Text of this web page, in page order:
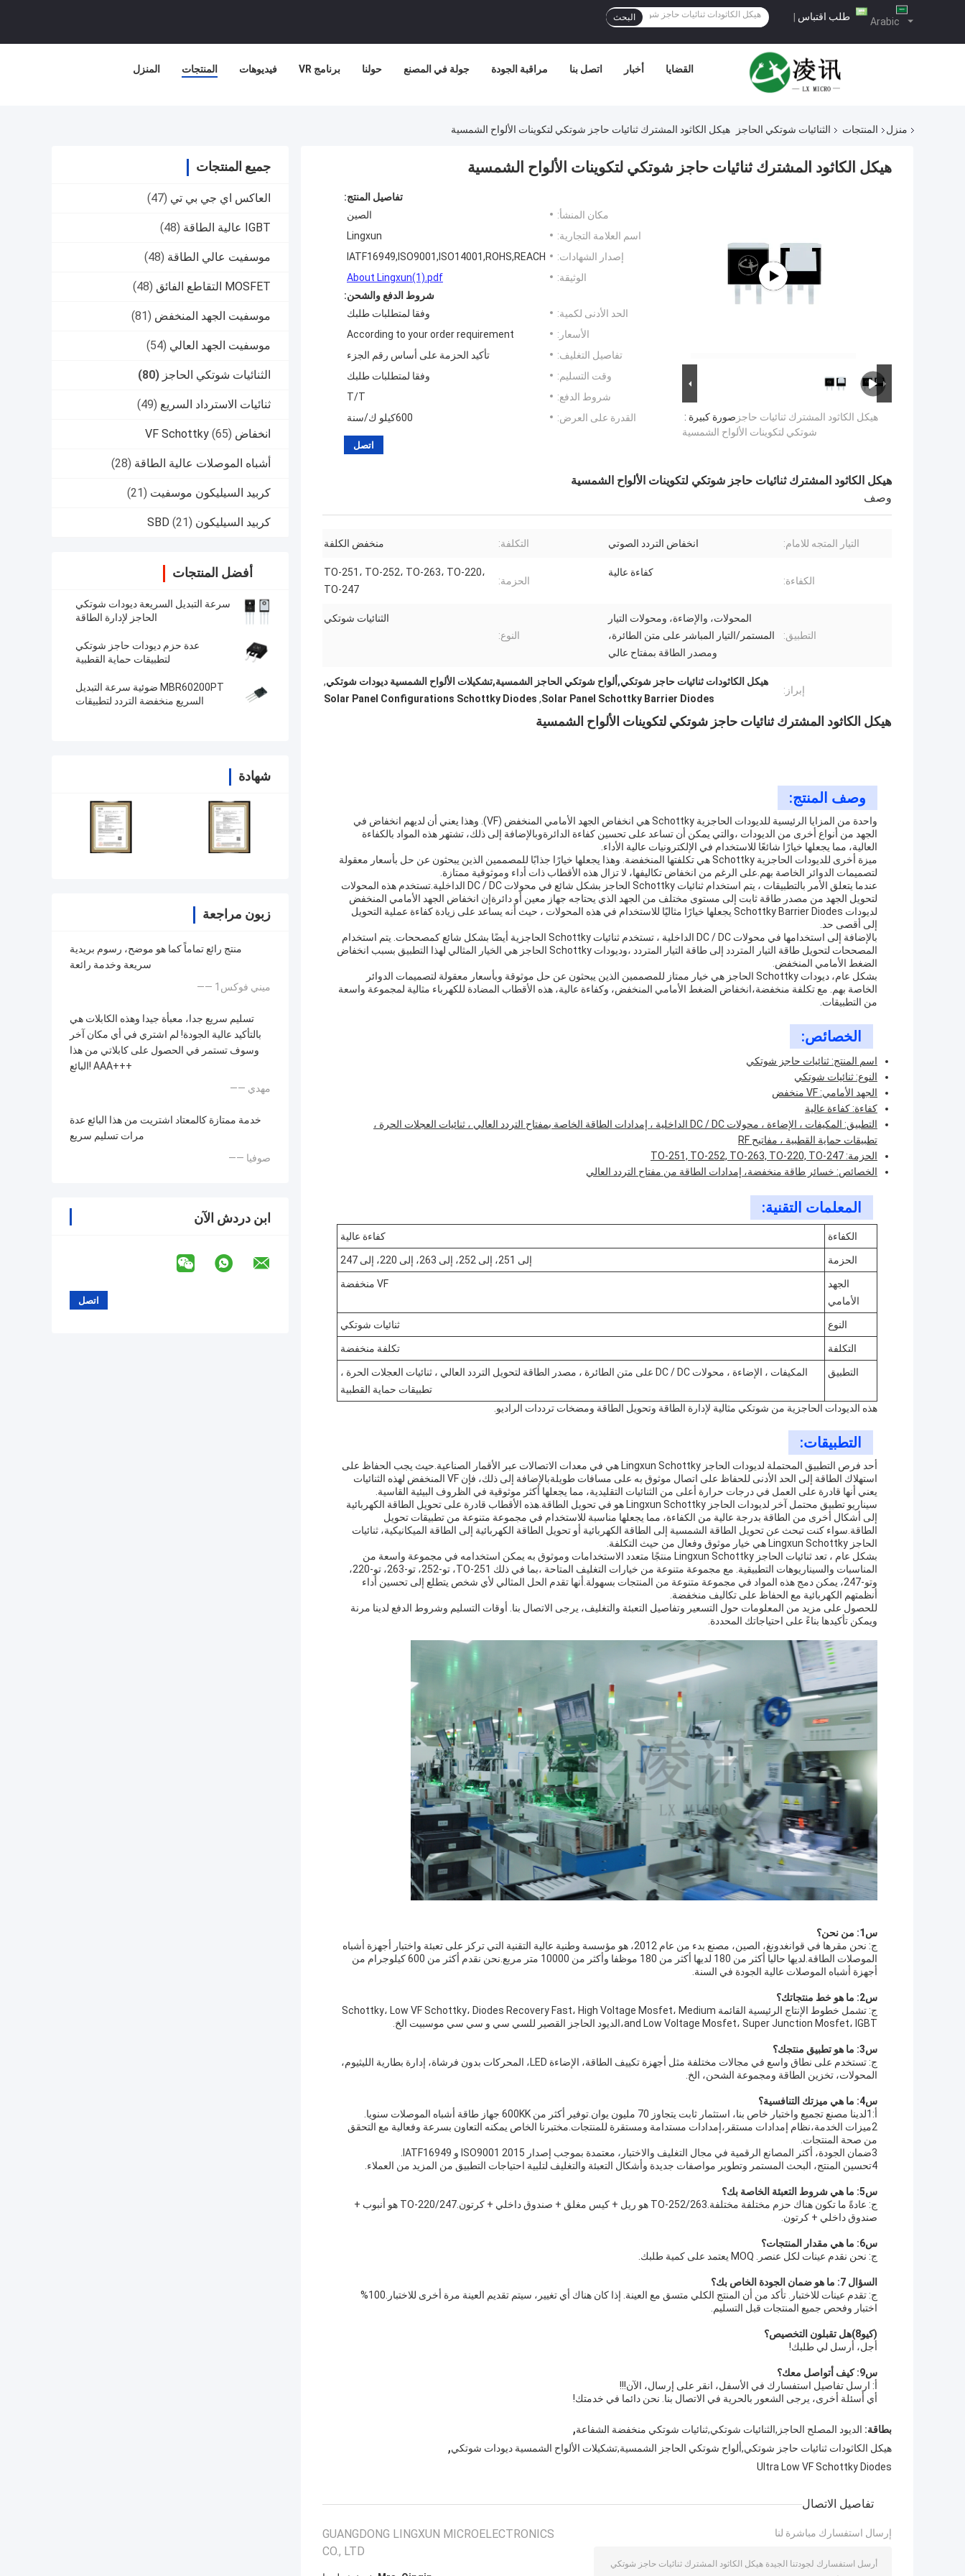
Arabic طلب اقتباس | البحث
المنزل المنتجات فيديوهات برنامج VR حولنا جولة في المصنع مراقبة الجودة اتصل بنا أخبار القضايا
منزل المنتجات الثنائيات شوتكي الحاجز هيكل الكاثود المشترك ثنائيات حاجز شوتكي لتكوينات الألواح الشمسية
جميع المنتجات
العاكس اي جي بي تي (47)
IGBT عالية الطاقة (48)
موسفيت عالي الطاقة (48)
MOSFET التقاطع الفائق (48)
موسفيت الجهد المنخفض (81)
موسفيت الجهد العالي (54)
الثنائيات شوتكي الحاجز (80)
ثنائيات الاسترداد السريع (49)
انخفاض VF Schottky (65)
أشباه الموصلات عالية الطاقة (28)
كربيد السيليكون موسفيت (21)
كربيد السيليكون SBD (21)
أفضل المنتجات
سرعة التبديل السريعة ديودات شوتكي
الحاجز لإدارة الطاقة
عدة حزم ديودات حاجز شوتكي
لتطبيقات حماية القطبية
MBR60200PT ضوئية سرعة التبديل
السريع منخفضة التردد لتطبيقات
شهادة
زبون مراجعة
منتج رائع تماماً كما هو موضح، رسوم بريدية
سريعة وخدمة رائعة
—— ميني فوكس1
تسليم سريع جدا، معبأة جيدا وهذه الكابلات هي
بالتأكيد عالية الجودة! لم اشتري في أي مكان آخر
وسوف تستمر في الحصول على كابلاتي من هذا
البائع! AAA+++
—— مهدي
خدمة ممتازة كالمعتاد اشتريت من هذا البائع عدة
مرات تسليم سريع
—— صوفيا
ابن دردش الآن
هيكل الكاثود المشترك ثنائيات حاجز شوتكي لتكوينات الألواح الشمسية
صورة كبيرة : هيكل الكاثود المشترك ثنائيات حاجز
شوتكي لتكوينات الألواح الشمسية
تفاصيل المنتج:
مكان المنشأ:
الصين
اسم العلامة التجارية:
Lingxun
إصدار الشهادات:
IATF16949,ISO9001,ISO14001,ROHS,REACH
الوثيقة:
About Lingxun(1).pdf
شروط الدفع والشحن:
الحد الأدنى لكمية:
وفقا لمتطلبات طلبك
الأسعار:
According to your order requirement
تفاصيل التغليف:
تأكيد الحزمة على أساس رقم الجزء
وقت التسليم:
وفقا لمتطلبات طلبك
شروط الدفع:
T/T
القدرة على العرض:
600كيلو ك/سنة
اتصل
هيكل الكاثود المشترك ثنائيات حاجز شوتكي لتكوينات الألواح الشمسية
وصف
التيار المتجه للامام: انخفاض التردد الصوتي التكلفة: منخفض الكلفة
الكفاءة:
كفاءة عالية
الحزمة:
TO-251، TO-252، TO-263، TO-220،
TO-247
التطبيق:
المحولات، والإضاءة، ومحولات التيار
المستمر/التيار المباشر على متن الطائرة،
ومصدر الطاقة بمفتاح عالي
النوع:
الثنائيات شوتكي
إبراز:
هيكل الكاثودات ثنائيات حاجز شوتكي,ألواح شوتكي الحاجز الشمسية,تشكيلات الألواح الشمسية ديودات شوتكي,
Solar Panel Schottky Barrier Diodes
,
Solar Panel Configurations Schottky Diodes
هيكل الكاثود المشترك ثنائيات حاجز شوتكي لتكوينات الألواح الشمسية
وصف المنتج:
واحدة من المزايا الرئيسية للديودات الحاجزية Schottky هي انخفاض الجهد الأمامي المنخفض (VF). وهذا يعني أن لديهم انخفاض في
الجهد من أنواع أخرى من الديودات ،والتي يمكن أن تساعد على تحسين كفاءة الدائرةوبالإضافة إلى ذلك، تشتهر هذه المواد بالكفاءة
العالية، مما يجعلها خيارًا شائعًا للاستخدام في الإلكترونيات عالية الأداء.
ميزة أخرى للديودات الحاجزية Schottky هي تكلفتها المنخفضة. وهذا يجعلها خيارًا جذابًا للمصممين الذين يبحثون عن حل بأسعار معقولة
لتصميمات الدوائر الخاصة بهم.على الرغم من انخفاض تكاليفها، لا تزال هذه الأقطاب ذات أداء وموثوقية ممتازة.
عندما يتعلق الأمر بالتطبيقات ، يتم استخدام ثنائيات Schottky الحاجز بشكل شائع في محولات DC / DC الداخلية.تستخدم هذه المحولات
لتحويل الجهد من مصدر طاقة ثابت إلى مستوى مختلف من الجهد الذي يحتاجه جهاز معين أو دائرةإن انخفاض الجهد الأمامي المنخفض
لديودات Schottky Barrier Diodes يجعلها خيارًا مثاليًا للاستخدام في هذه المحولات ، حيث أنه يساعد على زيادة كفاءة عملية التحويل
إلى أقصى حد.
بالإضافة إلى استخدامها في محولات DC / DC الداخلية ، تستخدم ثنائيات Schottky الحاجزية أيضًا بشكل شائع كمصححات. يتم استخدام
المصححات لتحويل طاقة التيار المتردد إلى طاقة التيار المتردد ،وديودات Schottky الحاجز هي الخيار المثالي لهذا التطبيق بسبب انخفاض
الضغط الأمامي المنخفض.
بشكل عام، ديودات Schottky الحاجز هي خيار ممتاز للمصممين الذين يبحثون عن حل موثوقة وبأسعار معقولة لتصميمات الدوائر
الخاصة بهم. مع تكلفة منخفضة،انخفاض الضغط الأمامي المنخفض، وكفاءة عالية، هذه الأقطاب المضادة للكهرباء مثالية لمجموعة واسعة
من التطبيقات.
الخصائص:
اسم المنتج: ثنائيات حاجز شوتكي
النوع: ثنائيات شوتكي
الجهد الأمامي: VF منخفض
كفاءة: كفاءة عالية
التطبيق: المكيفات ، الإضاءة ، محولات DC / DC الداخلية ، إمدادات الطاقة الخاصة بمفتاح التردد العالي ، ثنائيات العجلات الحرة ،
تطبيقات حماية القطبية ، مفاتيح RF
الحزمة: TO-251, TO-252, TO-263, TO-220, TO-247
الخصائص: خسائر طاقة منخفضة، إمدادات الطاقة من مفتاح التردد العالي
المعلمات التقنية:
الكفاءة كفاءة عالية
الحزمة إلى 251، إلى 252، إلى 263، إلى 220، إلى 247
الجهد
الأمامي
VF منخفضة
النوع ثنائيات شوتكي
التكلفة تكلفة منخفضة
التطبيق
المكيفات ، الإضاءة ، محولات DC / DC على متن الطائرة ، مصدر الطاقة لتحويل التردد العالي ، ثنائيات العجلات الحرة ،
تطبيقات حماية القطبية
هذه الديودات الحاجزية من شوتكي مثالية لإدارة الطاقة وتحويل الطاقة ومضخات ترددات الراديو.
التطبيقات:
أحد فرص التطبيق المحتملة لديودات الحاجز Lingxun Schottky هي في معدات الاتصالات عبر الأقمار الصناعية.حيث يجب الحفاظ على
استهلاك الطاقة إلى الحد الأدنى للحفاظ على اتصال موثوق به على مسافات طويلةبالإضافة إلى ذلك، فإن VF المنخفض لهذه الثنائيات
يعني أنها قادرة على العمل في درجات حرارة أعلى من الثنائيات التقليدية، مما يجعلها أكثر موثوقية في الظروف البيئية القاسية.
سيناريو تطبيق محتمل آخر لديودات الحاجز Lingxun Schottky هو في تحويل الطاقة.هذه الأقطاب قادرة على تحويل الطاقة الكهربائية
إلى أشكال أخرى من الطاقة بدرجة عالية من الكفاءة، مما يجعلها مناسبة للاستخدام في مجموعة متنوعة من تطبيقات تحويل
الطاقة.سواء كنت تبحث عن تحويل الطاقة الشمسية إلى الطاقة الكهربائية أو تحويل الطاقة الكهربائية إلى الطاقة الميكانيكية، ثنائيات
الحاجز Lingxun Schottky هي خيار موثوق وفعال من حيث التكلفة.
بشكل عام ، تعد ثنائيات الحاجز Lingxun Schottky منتجًا متعدد الاستخدامات وموثوق به يمكن استخدامه في مجموعة واسعة من
المناسبات والسيناريوهات التطبيقية. مع مجموعة متنوعة من خيارات التغليف المتاحة ،بما في ذلك TO-251، تو-252، تو-263، تو-220،
وتو-247، يمكن دمج هذه المواد في مجموعة متنوعة من المنتجات بسهولة.أنها تقدم الحل المثالي لأي شخص يتطلع إلى تحسين أداء
أنظمتهم الكهربائية مع الحفاظ على تكاليف منخفضة.
للحصول على مزيد من المعلومات حول التسعير وتفاصيل التعبئة والتغليف، يرجى الاتصال بنا. أوقات التسليم وشروط الدفع لدينا مرنة
ويمكن تأكيدها بناءً على احتياجاتك المحددة.
س1: من نحن؟
ج: نحن مقرها في قوانغدونغ، الصين، مصنع بدء من عام 2012، هو مؤسسة وطنية عالية التقنية التي تركز على تعبئة واختبار أجهزة أشباه
الموصلات الطاقة.لديها حاليا أكثر من 180 لديها أكثر من 180 موظفا وأكثر من 10000 متر مربع.نحن نقدم أكثر من 600 كيلوجرام من
أجهزة أشباه الموصلات عالية الجودة في السنة.
س2: ما هو خط منتجاتك؟
ج: تشمل خطوط الإنتاج الرئيسية القائمة Schottky، Low VF Schottky، Diodes Recovery Fast، High Voltage Mosfet، Medium
and Low Voltage Mosfet، Super Junction Mosfet، IGBT،الديود الحاجز القصير للسي سي و سي سي موسبيت الخ.
س3: ما هو تطبيق منتجك؟
ج: تستخدم على نطاق واسع في مجالات مختلفة مثل أجهزة تكييف الطاقة، الإضاءة LED، المحركات بدون فرشاة، إدارة بطارية الليثيوم،
المحولات، تخزين الطاقة ومجموعة الشحن، الخ.
س4: ما هي ميزتك التنافسية؟
أ:1لدينا مصنع تجميع واختبار خاص بنا، استثمار ثابت يتجاوز 70 مليون يوان.توفير أكثر من 600KK جهاز طاقة أشباه الموصلات سنويا.
2ميزات الخدمة،نظام إمدادات مستقر،إمدادات مستدامة ومستقرة للمنتجات.مختبرنا الخاص يمكنه التعاون بسرعة وفعالية مع التحقق
من صحة المنتجات.
3ضمان الجودة، أكثر المصانع الرقمية في مجال التغليف والاختبار، معتمدة بموجب إصدار ISO9001 2015 و IATF16949.
4تحسين المنتج، البحث المستمر وتطوير مواصفات جديدة وأشكال التعبئة والتغليف لتلبية احتياجات التطبيق من المزيد من العملاء.
س5: ما هي شروط التعبئة الخاصة بك؟
ج: عادةً ما تكون هناك حزم مختلفة مختلفة.TO-252/263 هو ريل + كيس مغلق + صندوق داخلي + كرتون.TO-220/247 هو أنبوب +
صندوق داخلي + كرتون.
س6: ما هي مقدار المنتجات؟
ج: نحن نقدم عينات لكل عنصر. MOQ يعتمد على كمية طلبك.
السؤال 7: ما هو ضمان الجودة الخاص بك؟
ج: تقدم عينات للاختبار. تأكد من أن المنتج الكلي متسق مع العينة. إذا كان هناك أي تغيير، سيتم تقديم العينة مرة أخرى للاختبار.100%
اختبار وفحص جميع المنتجات قبل التسليم.
(كيو8)
هل تقبلون التخصيص؟
أجل، أرسل لي طلبك!
س9: كيف أتواصل معك؟
أ: ارسل تفاصيل استفسارك في الأسفل، انقر على إرسال، الآن!!!
أي أسئلة أخرى، يرجى الشعور بالحرية في الاتصال بنا. نحن دائما في خدمتك!
بطاقة: الديود المصلح الحاجز,الثنائيات شوتكي,ثنائيات شوتكي منخفضة الشفاعة,
هيكل الكاثودات ثنائيات حاجز شوتكي,ألواح شوتكي الحاجز الشمسية,تشكيلات الألواح الشمسية ديودات شوتكي,
Ultra Low VF Schottky Diodes
تفاصيل الاتصال
GUANGDONG LINGXUN MICROELECTRONICS
CO., LTD
إرسال استفسارك مباشرة لنا